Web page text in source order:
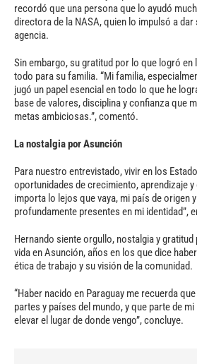
recordó que una persona que lo ayudó
directora de la NASA, quien lo impulsó a
agencia.
Sin embargo, su gratitud por lo que logró en
todo para su familia. “Mi familia,
jugó un papel esencial en todo lo que he
base de valores, disciplina y confianza que
metas ambiciosas.”, comentó.
La nostalgia por Asunción
Para nuestro entrevistado, vivir en los
oportunidades de crecimiento, aprendizaje
importa lo lejos que vaya, mi país de origen
profundamente presentes en mi identidad”,
Hernando siente orgullo, nostalgia y
vida en Asunción, años en los que dice
ética de trabajo y su visión de la comunidad.
“Haber nacido en Paraguay me recuerda
partes y países del mundo, y que parte de
elevar el lugar de donde vengo”, concluye.